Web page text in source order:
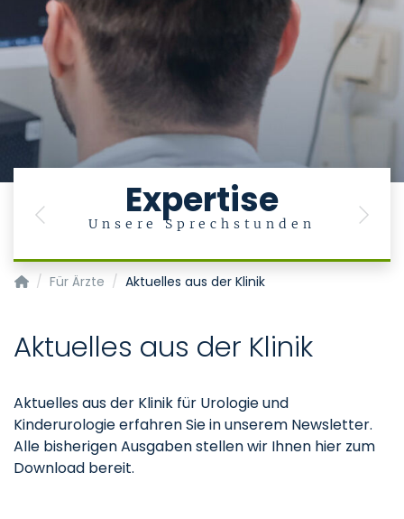
Expertise
Unsere Sprechstunden
Previous Next
Klinik für Urologie und Kinderurologie
Für Ärzte Aktuelles aus der Klinik
Aktuelles aus der Klinik
Aktuelles aus der Klinik für Urologie und
Kinderurologie erfahren Sie in unserem Newsletter.
Alle bisherigen Ausgaben stellen wir Ihnen hier zum
Download bereit.